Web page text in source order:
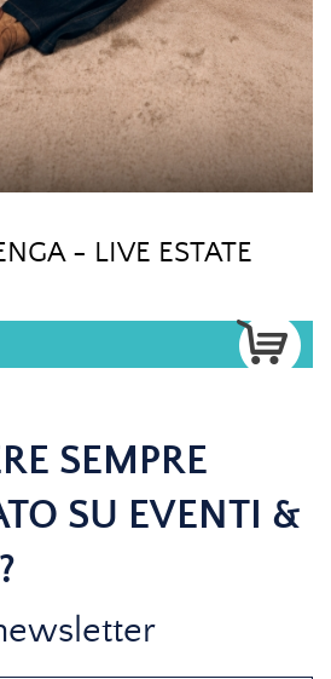
- LIVE ESTATE
SEMPRE
SU EVENTI &